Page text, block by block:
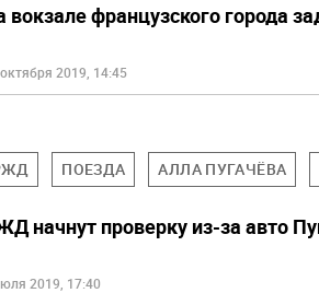
вокзале французского города
2019, 14:45
ПОЕЗДА АЛЛА ПУГАЧЁВА
начнут проверку из-за авто
2019, 17:40